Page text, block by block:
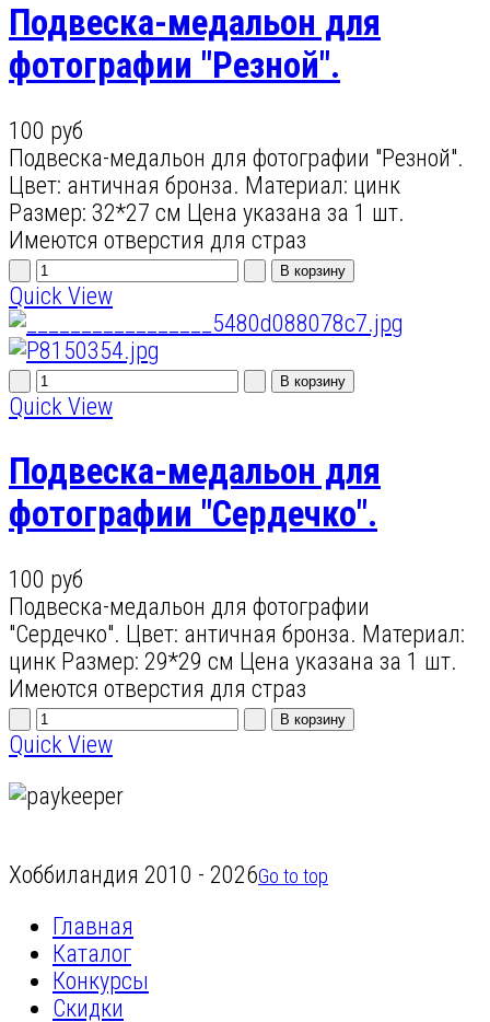
Подвеска-медальон для
фотографии "Резной".
100 руб
Подвеска-медальон для фотографии "Резной".
Цвет: античная бронза. Материал: цинк
Размер: 32*27 см Цена указана за 1 шт.
Имеются отверстия для страз
Quick View
Quick View
Подвеска-медальон для
фотографии "Сердечко".
100 руб
Подвеска-медальон для фотографии
"Сердечко". Цвет: античная бронза. Материал:
цинк Размер: 29*29 см Цена указана за 1 шт.
Имеются отверстия для страз
Quick View
Хоббиландия 2010 - 2026Go to top
Главная
Каталог
Конкурсы
Скидки